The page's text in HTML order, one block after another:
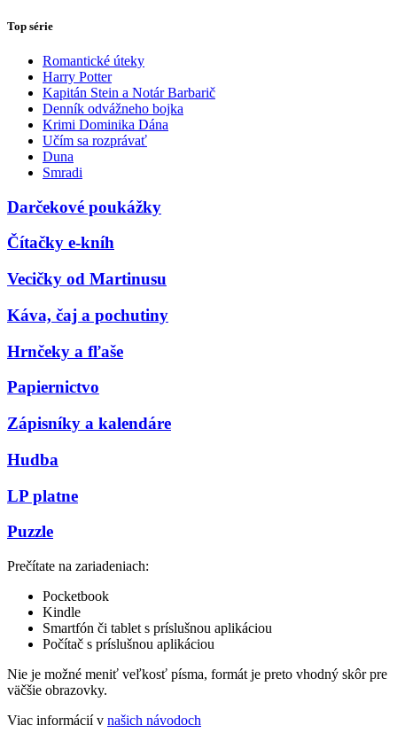
Top série
Romantické úteky
Harry Potter
Kapitán Stein a Notár Barbarič
Denník odvážneho bojka
Krimi Dominika Dána
Učím sa rozprávať
Duna
Smradi
Darčekové poukážky
Čítačky e-kníh
Vecičky od Martinusu
Káva, čaj a pochutiny
Hrnčeky a fľaše
Papiernictvo
Zápisníky a kalendáre
Hudba
LP platne
Puzzle
Prečítate na zariadeniach:
Pocketbook
Kindle
Smartfón či tablet s príslušnou aplikáciou
Počítač s príslušnou aplikáciou
Nie je možné meniť veľkosť písma, formát je preto vhodný skôr pre
väčšie obrazovky.
Viac informácií v našich návodoch